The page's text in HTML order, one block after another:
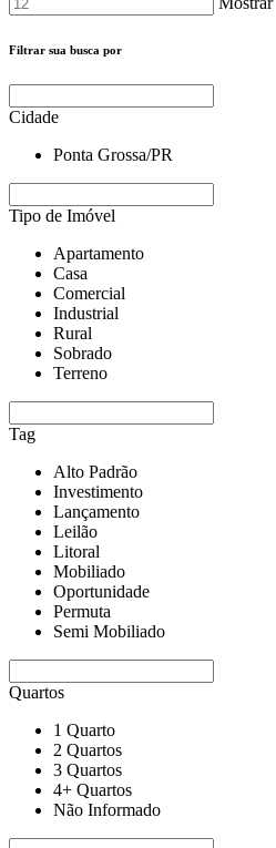
Filtrar sua busca por
Cidade
Ponta Grossa/PR
Tipo de Imóvel
Apartamento
Casa
Comercial
Industrial
Rural
Sobrado
Terreno
Tag
Alto Padrão
Investimento
Lançamento
Leilão
Litoral
Mobiliado
Oportunidade
Permuta
Semi Mobiliado
Quartos
1 Quarto
2 Quartos
3 Quartos
4+ Quartos
Não Informado